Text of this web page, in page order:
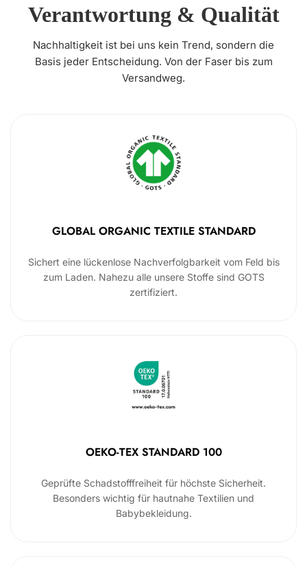
Verantwortung & Qualität
Nachhaltigkeit ist bei uns kein Trend, sondern die
Basis jeder Entscheidung. Von der Faser bis zum
Versandweg.
GLOBAL ORGANIC TEXTILE STANDARD
Sichert eine lückenlose Nachverfolgbarkeit vom Feld bis
zum Laden. Nahezu alle unsere Stoffe sind GOTS
zertifiziert.
OEKO-TEX STANDARD 100
Geprüfte Schadstofffreiheit für höchste Sicherheit.
Besonders wichtig für hautnahe Textilien und
Babybekleidung.